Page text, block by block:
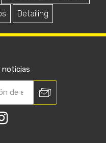
Detailing
noticias